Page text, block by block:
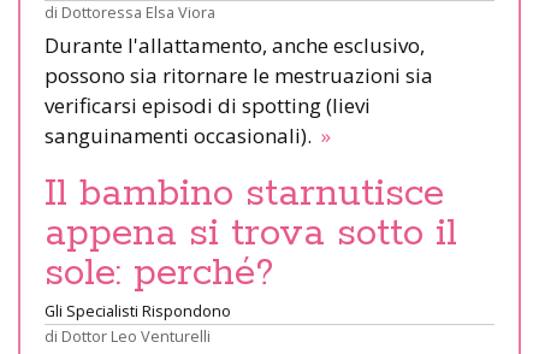
di Dottoressa Elsa Viora
Durante l'allattamento, anche esclusivo,
possono sia ritornare le mestruazioni sia
verificarsi episodi di spotting (lievi
sanguinamenti occasionali). »
Il bambino starnutisce
appena si trova sotto il
sole: perché?
Gli Specialisti Rispondono
di Dottor Leo Venturelli